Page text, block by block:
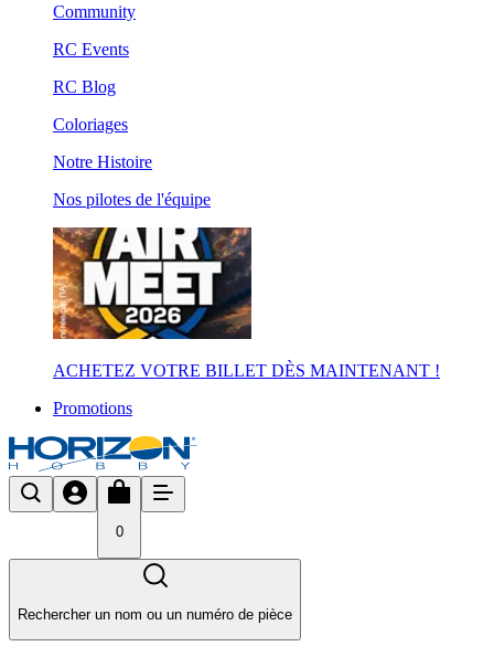
Community
RC Events
RC Blog
Coloriages
Notre Histoire
Nos pilotes de l'équipe
ACHETEZ VOTRE BILLET DÈS MAINTENANT !
Promotions
0
Rechercher un nom ou un numéro de pièce